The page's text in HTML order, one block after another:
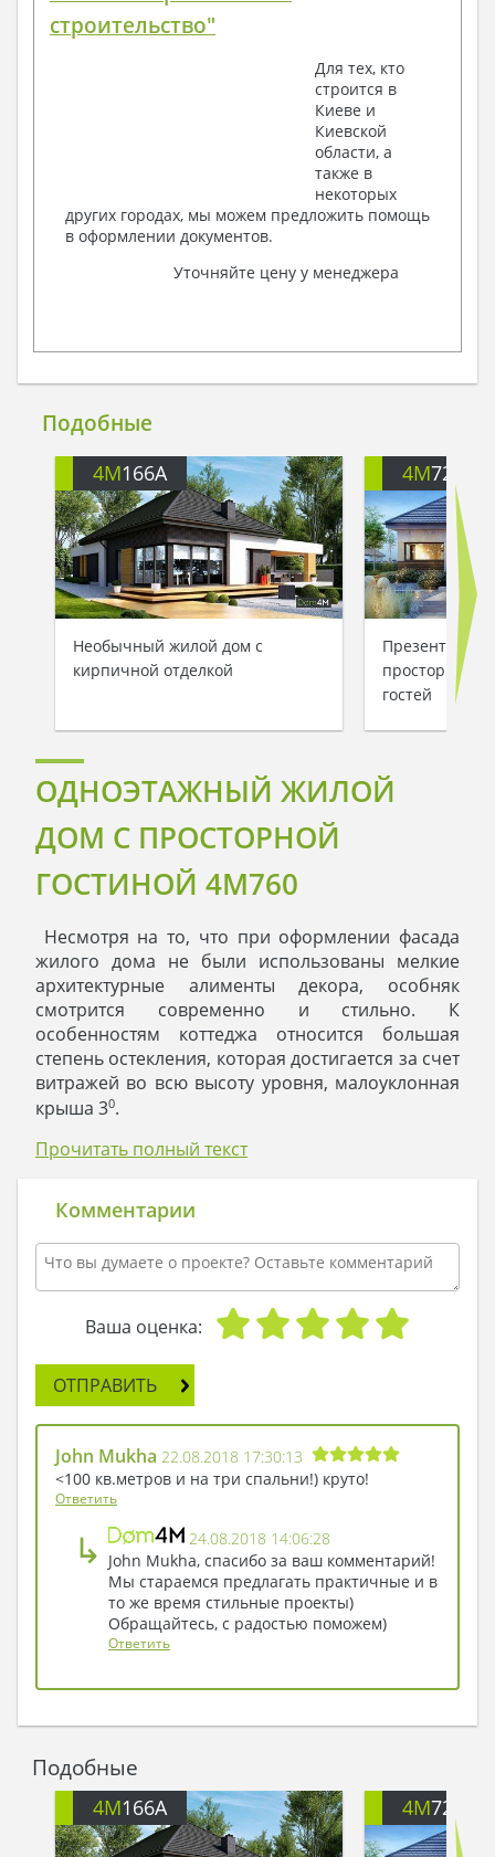
строительство"
Для тех, кто
строится в
Киеве и
Киевской
области, а
также в
некоторых
других городах, мы можем предложить помощь
в оформлении документов.
Уточняйте цену у менеджера
Подобные
4M166A
Необычный жилой дом с
кирпичной отделкой
4M722
просторной
гостей
ОДНОЭТАЖНЫЙ ЖИЛОЙ
ДОМ С ПРОСТОРНОЙ
ГОСТИНОЙ 4M760
Несмотря на то, что при оформлении фасада
жилого дома не были использованы мелкие
архитектурные алименты декора, особняк
смотрится современно и стильно. К
особенностям коттеджа относится большая
степень остекления, которая достигается за счет
витражей во всю высоту уровня, малоуклонная
крыша 30.
санитарных помещения. Личные
площадью и степенью благоустройства.
Комната хозяина относится к зонам
повышенной комфортности за счет отдельного
санузла и гардероба. Проект дома позволяет
разместить множество бытовых комнат и
отыскать помещение под прачечную.
комфорт для автолюбителя. Помимо места для
хранения одной машины, предусмотрена
площадь под мастерскую, в тепле и уюте легче
выполнять работы по обслуживанию
автомобиля.
Прочитать полный текст
Комментарии
Ваша оценка:
ОТПРАВИТЬ
John Mukha 22.08.2018 17:30:13
<100 кв.метров и на три спальни!) круто!
Ответить
↳
24.08.2018 14:06:28
John Mukha, спасибо за ваш комментарий!
Мы стараемся предлагать практичные и в
то же время стильные проекты)
Обращайтесь, с радостью поможем)
Ответить
Подобные
4M166A 4M722